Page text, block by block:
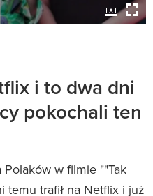
i to dwa dni
pokochali ten
w filmie ""Tak
temu trafił na Netflix i już